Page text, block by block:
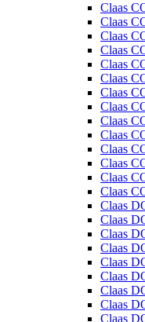
Claas
Claas
Claas
Claas
Claas
Claas
Claas
Claas
Claas
Claas
Claas
Claas
Claas
Claas
Claas
Claas
Claas
Claas
Claas
Claas
Claas
Claas
Claas